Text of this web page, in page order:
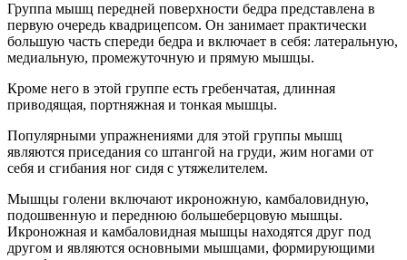
Группа мышц передней поверхности бедра представлена в
первую очередь квадрицепсом. Он занимает практически
большую часть спереди бедра и включает в себя: латеральную,
медиальную, промежуточную и прямую мышцы.
Кроме него в этой группе есть гребенчатая, длинная
приводящая, портняжная и тонкая мышцы.
Популярными упражнениями для этой группы мышц
являются приседания со штангой на груди, жим ногами от
себя и сгибания ног сидя с утяжелителем.
Мышцы голени включают икроножную, камбаловидную,
подошвенную и переднюю большеберцовую мышцы.
Икроножная и камбаловидная мышцы находятся друг под
другом и являются основными мышцами, формирующими